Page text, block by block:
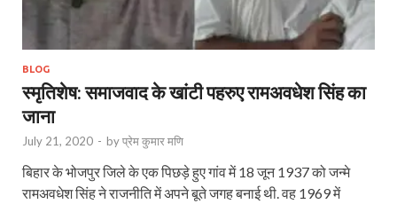
BLOG
स्मृतिशेष: समाजवाद के खांटी पहरुए रामअवधेश सिंह का
जाना
July 21, 2020 - byप्रेम कुमार मणि
बिहार के भोजपुर जिले के एक पिछड़े हुए गांव में 18 जून 1937 को जन्मे
रामअवधेश सिंह ने राजनीति में अपने बूते जगह बनाई थी. वह 1969 में